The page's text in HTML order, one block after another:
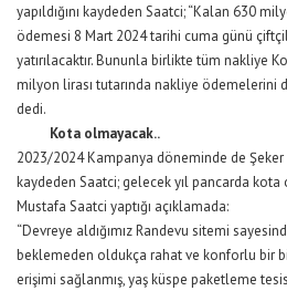
yapıldığını kaydeden Saatci; “Kalan 630
ödemesi 8 Mart 2024 tarihi cuma günü
yatırılacaktır. Bununla birlikte tüm nakliye
milyon lirası tutarında nakliye ödemelerini
dedi.
Kota olmayacak..
2023/2024 Kampanya döneminde de Şeker
kaydeden Saatci; gelecek yıl pancarda kota
Mustafa Saatci yaptığı açıklamada:
“Devreye aldığımız Randevu sitemi
beklemeden oldukça rahat ve konforlu bir
erişimi sağlanmış, yaş küspe paketleme